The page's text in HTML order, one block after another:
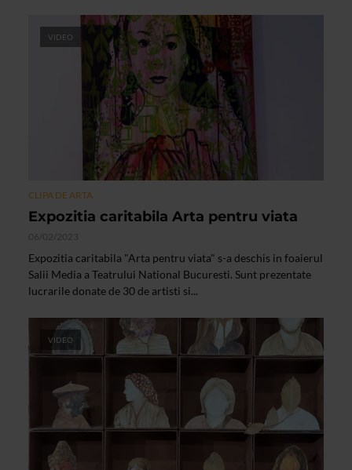
VIDEO
CLIPA DE ARTA
Expozitia caritabila Arta pentru viata
06/02/2023
Expozitia caritabila "Arta pentru viata" s-a deschis in foaierul
Salii Media a Teatrului National Bucuresti. Sunt prezentate
lucrarile donate de 30 de artisti si...
VIDEO